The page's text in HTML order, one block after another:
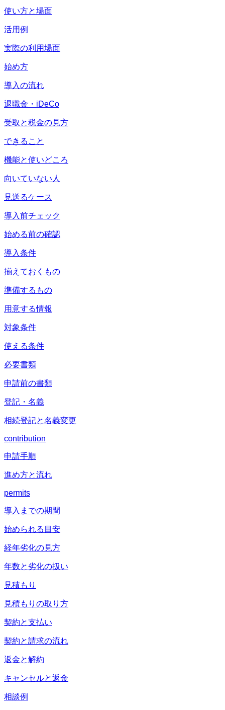
使い方と場面
活用例
実際の利用場面
始め方
導入の流れ
退職金・iDeCo
受取と税金の見方
できること
機能と使いどころ
向いていない人
見送るケース
導入前チェック
始める前の確認
導入条件
揃えておくもの
準備するもの
用意する情報
対象条件
使える条件
必要書類
申請前の書類
登記・名義
相続登記と名義変更
contribution
申請手順
進め方と流れ
permits
導入までの期間
始められる目安
経年劣化の見方
年数と劣化の扱い
見積もり
見積もりの取り方
契約と支払い
契約と請求の流れ
返金と解約
キャンセルと返金
相談例